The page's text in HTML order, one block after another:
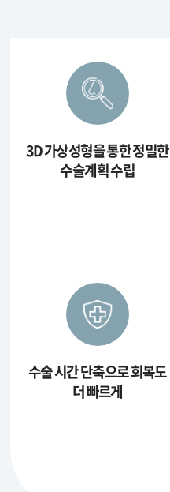
3D 가상성형을 통한정밀한
수술계획 수립
수술 시간 단축으로회복도
더 빠르게